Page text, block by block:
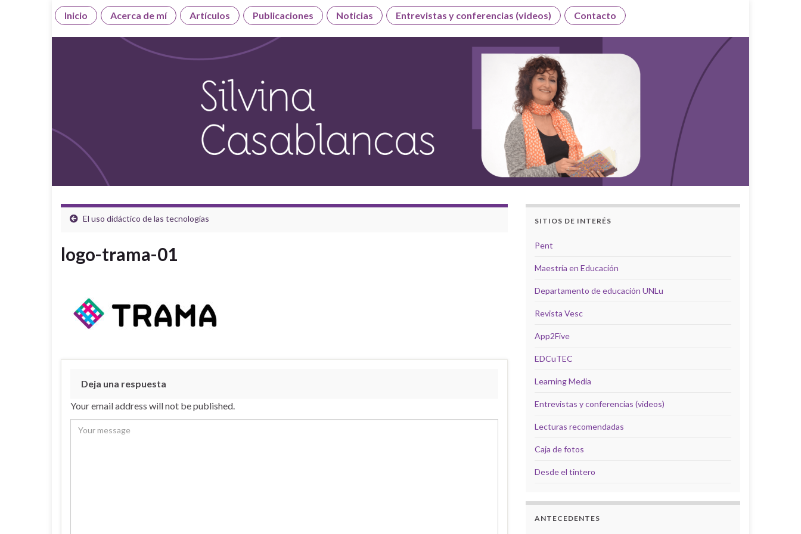
Inicio Acerca de mí Artículos Publicaciones Noticias Entrevistas y conferencias (videos) Contacto
El uso didáctico de las tecnologías
logo-trama-01
Deja una respuesta
Your email address will not be published.
SITIOS DE INTERÉS
Pent
Maestría en Educación
Departamento de educación UNLu
Revista Vesc
App2Five
EDCuTEC
Learning Media
Entrevistas y conferencias (videos)
Lecturas recomendadas
Caja de fotos
Desde el tintero
ANTECEDENTES